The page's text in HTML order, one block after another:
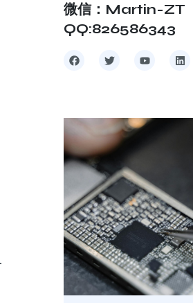
微信：Martin-ZT
QQ:826586343